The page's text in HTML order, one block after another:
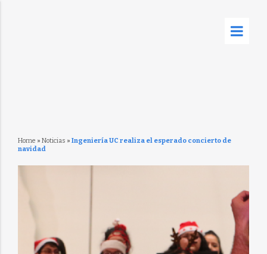
Home » Noticias » Ingeniería UC realiza el esperado concierto de
navidad